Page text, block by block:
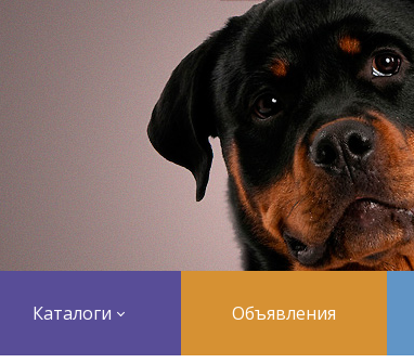
Каталоги Объявления